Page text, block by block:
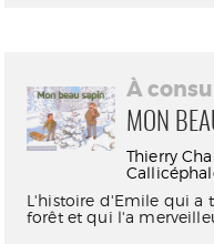
À
MON
Thierry
L'histoire d'Emile qui a
forêt et qui l'a